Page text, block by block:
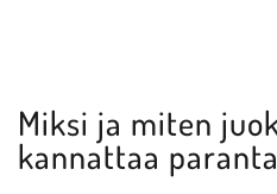
Miksi ja miten
kannattaa